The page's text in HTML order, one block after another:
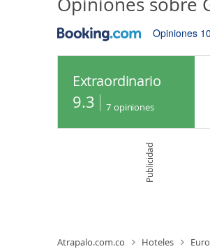
Opiniones
Extraordinario
9.3 7 opiniones
Publicidad
Atrapalo.com.co Hoteles